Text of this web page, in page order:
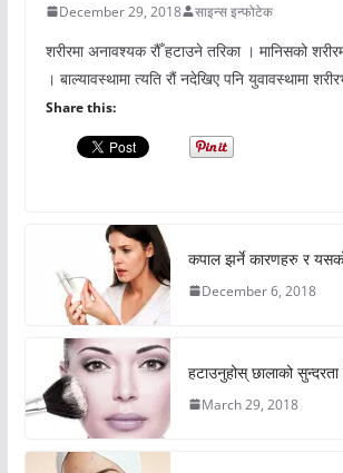
December 29, 2018 साइन्स इन्फोटेक
शरीरमा अनावश्यक रौँ हटाउने तरिका । मानिसको
। बाल्यावस्थामा त्यति रौं नदेखिए पनि युवावस्थामा
Share this:
कपाल झर्ने कारणहरु र
December 6, 2018
हटाउनुहोस् छालाको सुन्दरता
March 29, 2018